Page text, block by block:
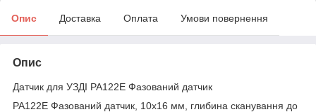
Опис Доставка Оплата Умови повернення
Опис
Датчик для УЗДІ PA122E Фазований датчик
PA122E Фазований датчик, 10x16 мм, глибина сканування до